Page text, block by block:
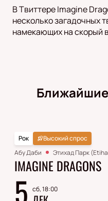
В Твиттере Imagine
несколько загадочных
намекающих на скорый
Рок
Высокий спрос
Абу Даби
Этихад Парк
IMAGINE DRAGONS
5 сб, 18:00